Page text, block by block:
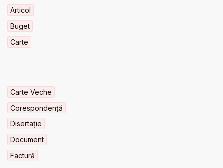
Articol
Buget
Carte
Carte Veche
Corespondență
Disertație
Document
Factură